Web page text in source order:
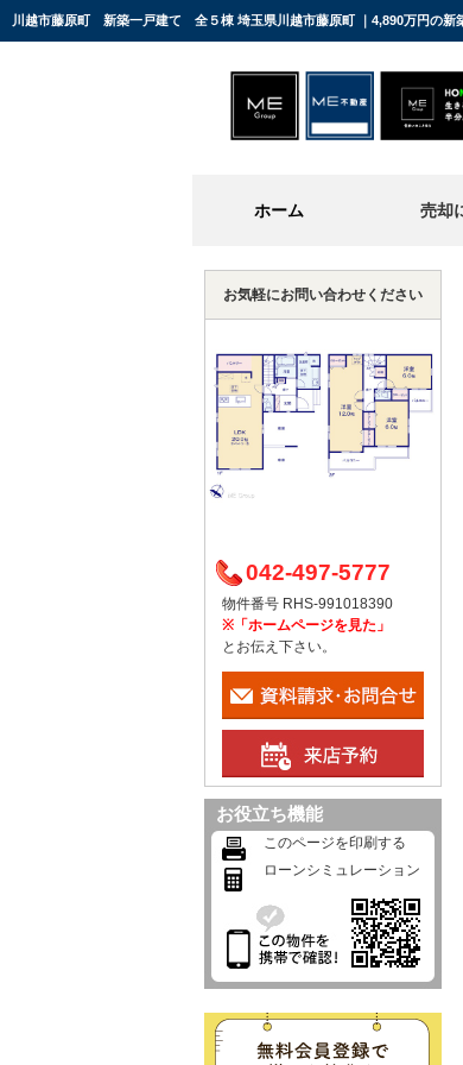
川越市藤原町 新築一戸建て 全５棟 埼玉県川越市藤原町 ｜4,890万円の新
ホーム 売却
お気軽にお問い合わせください
042-497-5777
物件番号 RHS-991018390
※「ホームページを見た」
とお伝え下さい。
お役立ち機能
このページを印刷する
ローンシミュレーション